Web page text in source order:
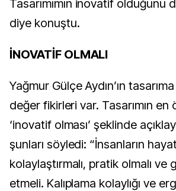
Tasarımımın inovatif olduğunu
diye konuştu.
İNOVATİF OLMALI
Yağmur Gülçe Aydın’ın
değer fikirleri var. Tasarımın en
‘inovatif olması’ şeklinde
şunları söyledi: “İnsanların
kolaylaştırmalı, pratik olmalı ve
etmeli. Kalıplama kolaylığı ve